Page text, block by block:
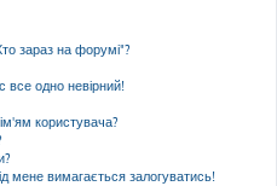
зараз на форумі"?
все одно невірний!
користувача?
мене вимагається залогуватись!